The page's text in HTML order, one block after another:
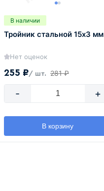
В наличии
Тройник стальной 15х3 мм
Нет оценок
255 ₽/ шт. 281 ₽
- +
В корзину